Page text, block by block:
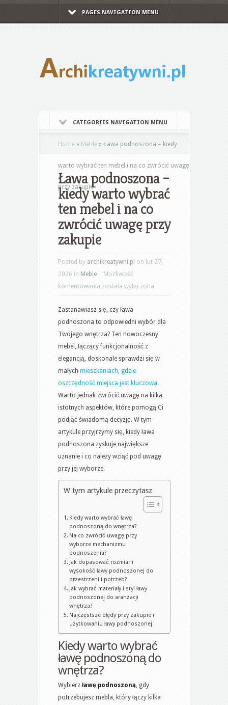
PAGES NAVIGATION MENU
CATEGORIES NAVIGATION MENU
Home » Meble » Ława podnoszona – kiedy
warto wybrać ten mebel i na co zwrócić uwagę
przy zakupie
Ława podnoszona –
kiedy warto wybrać
ten mebel i na co
zwrócić uwagę przy
zakupie
Posted by archikreatywni.pl on lut 27,
2026 in Meble
Możliwość
komentowania Ława
–
kiedy
warto
wybrać
ten
mebel
i
na
co
zwrócić
uwagę
przy
zakupie
została wyłączona
Zastanawiasz się, czy ława
podnoszona to odpowiedni wybór dla
Twojego wnętrza? Ten nowoczesny
mebel, łączący funkcjonalność z
elegancją, doskonale sprawdzi się w
małych mieszkaniach, gdzie
oszczędność miejsca jest kluczowa.
Warto jednak zwrócić uwagę na kilka
istotnych aspektów, które pomogą Ci
podjąć świadomą decyzję. W tym
artykule przyjrzymy się, kiedy ława
podnoszona zyskuje największe
uznanie i co należy wziąć pod uwagę
przy jej wyborze.
W tym artykule przeczytasz
Kiedy warto wybrać ławę
podnoszoną do wnętrza?
Na co zwrócić uwagę przy
wyborze mechanizmu
podnoszenia?
Jak dopasować rozmiar i
wysokość ławy podnoszonej do
przestrzeni i potrzeb?
Jak wybrać materiały i styl ławy
podnoszonej do aranżacji
wnętrza?
Najczęstsze błędy przy zakupie i
użytkowaniu ławy podnoszonej
Kiedy warto wybrać
ławę podnoszoną do
wnętrza?
Wybierz ławę podnoszoną, gdy
potrzebujesz mebla, który łączy kilka